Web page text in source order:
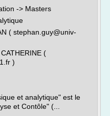
-> Masters
( stephan.guy@univ-
(
)
et analytique" est le
et Contôle" (...